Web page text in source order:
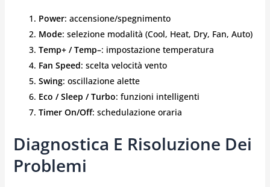
Power: accensione/spegnimento
Mode: selezione modalità (Cool, Heat, Dry, Fan, Auto)
Temp+ / Temp–: impostazione temperatura
Fan Speed: scelta velocità vento
Swing: oscillazione alette
Eco / Sleep / Turbo: funzioni intelligenti
Timer On/Off: schedulazione oraria
Diagnostica E Risoluzione Dei
Problemi